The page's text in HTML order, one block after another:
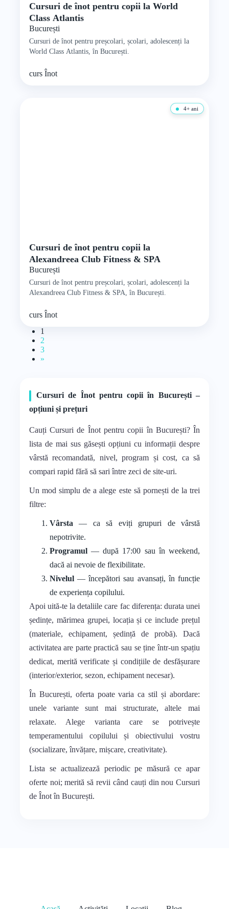
Cursuri de înot pentru copii la World
Class Atlantis
București
Cursuri de înot pentru preșcolari, școlari, adolescenți la
World Class Atlantis, în București.
curs Înot
4+ ani
Cursuri de înot pentru copii la
Alexandreea Club Fitness & SPA
București
Cursuri de înot pentru preșcolari, școlari, adolescenți la
Alexandreea Club Fitness & SPA, în București.
curs Înot
1
2
3
»
Cursuri de Înot pentru copii în București –
opțiuni și prețuri
Cauți Cursuri de Înot pentru copii în București? În
lista de mai sus găsești opțiuni cu informații despre
vârstă recomandată, nivel, program și cost, ca să
compari rapid fără să sari între zeci de site-uri.
Un mod simplu de a alege este să pornești de la trei
filtre:
Vârsta — ca să eviți grupuri de vârstă
nepotrivite.
Programul— după 17:00 sau în weekend,
dacă ai nevoie de flexibilitate.
Nivelul— începători sau avansați, în funcție
de experiența copilului.
Apoi uită-te la detaliile care fac diferența: durata unei
ședințe, mărimea grupei, locația și ce include prețul
(materiale, echipament, ședință de probă). Dacă
activitatea are parte practică sau se ține într-un spațiu
dedicat, merită verificate și condițiile de desfășurare
(interior/exterior, sezon, echipament necesar).
În București, oferta poate varia ca stil și abordare:
unele variante sunt mai structurate, altele mai
relaxate. Alege varianta care se potrivește
temperamentului copilului și obiectivului vostru
(socializare, învățare, mișcare, creativitate).
Lista se actualizează periodic pe măsură ce apar
oferte noi; merită să revii când cauți din nou Cursuri
de Înot în București.